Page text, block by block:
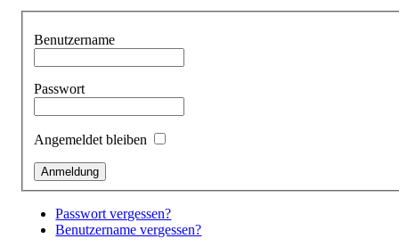
Benutzername
Passwort
Angemeldet bleiben
Passwort vergessen?
Benutzername vergessen?